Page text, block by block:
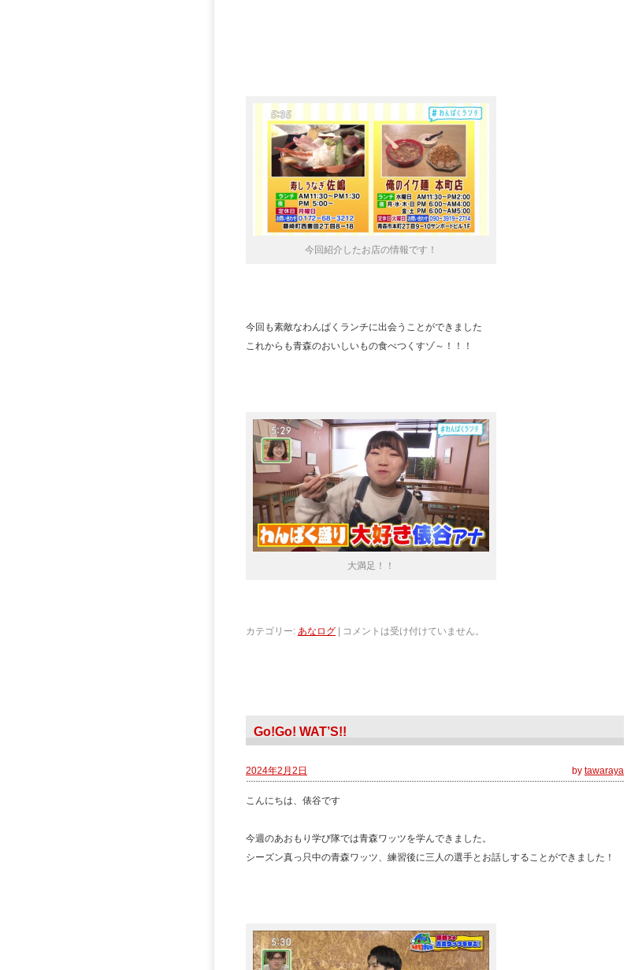
今回紹介したお店の情報です！
今回も素敵なわんぱくランチに出会うことができました
これからも青森のおいしいもの食べつくすゾ～！！！
大満足！！
カテゴリー: あなログ コメントは受け付けていません。
Go!Go! WAT’S!!
2024年2月2日 by tawaraya
こんにちは、俵谷です
今週のあおもり学び隊では青森ワッツを学んできました。
シーズン真っ只中の青森ワッツ、練習後に三人の選手とお話しすることができました！